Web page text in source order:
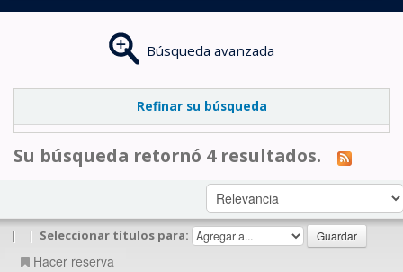
Búsqueda avanzada
Refinar su búsqueda
Su búsqueda retornó 4 resultados.
| | Seleccionar títulos para:
Hacer reserva